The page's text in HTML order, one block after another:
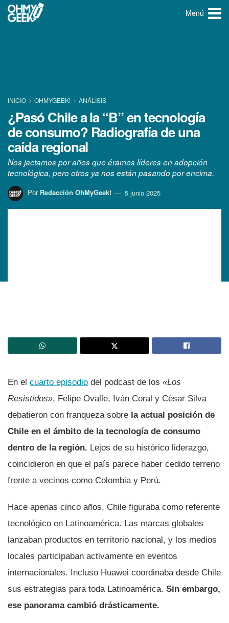
Menú
INICIO OHMYGEEK! ANÁLISIS
¿Pasó Chile a la “B” en tecnología
de consumo? Radiografía de una
caída regional
Nos jactamos por años que éramos líderes en adopción
tecnológica, pero otros ya nos están pasando por encima.
Por Redacción OhMyGeek! 5 junio 2025
En el cuarto episodio del podcast de los «Los
Resistidos», Felipe Ovalle, Iván Coral y César Silva
debatieron con franqueza sobre la actual posición de
Chile en el ámbito de la tecnología de consumo
dentro de la región. Lejos de su histórico liderazgo,
coincidieron en que el país parece haber cedido terreno
frente a vecinos como Colombia y Perú.
Hace apenas cinco años, Chile figuraba como referente
tecnológico en Latinoamérica. Las marcas globales
lanzaban productos en territorio nacional, y los medios
locales participaban activamente en eventos
internacionales. Incluso Huawei coordinaba desde Chile
sus estrategias para toda Latinoamérica. Sin embargo,
ese panorama cambió drásticamente.